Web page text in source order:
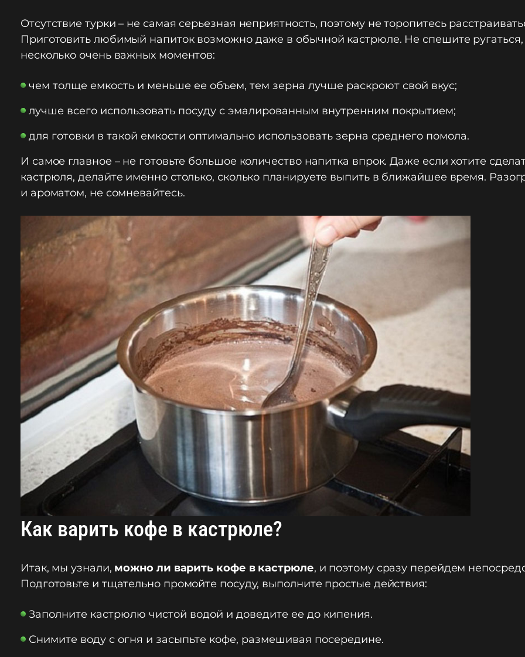
Отсутствие турки – не самая серьезная неприятность, поэтому не торопитесь
Приготовить любимый напиток возможно даже в обычной кастрюле. Не спешите
несколько очень важных моментов:
чем толще емкость и меньше ее объем, тем зерна лучше раскроют свой вкус;
лучше всего использовать посуду с эмалированным внутренним покрытием;
для готовки в такой емкости оптимально использовать зерна среднего помола.
И самое главное – не готовьте большое количество напитка впрок. Даже если хотите
кастрюля, делайте именно столько, сколько планируете выпить в ближайшее время.
и ароматом, не сомневайтесь.
Как варить кофе в кастрюле?
Итак, мы узнали, можно ли варить кофе в кастрюле, и поэтому сразу перейдем
Подготовьте и тщательно промойте посуду, выполните простые действия:
Заполните кастрюлю чистой водой и доведите ее до кипения.
Снимите воду с огня и засыпьте кофе, размешивая посередине.